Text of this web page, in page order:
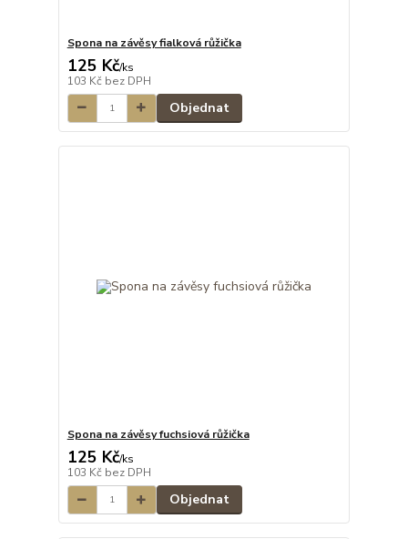
Spona na závěsy fialková růžička
125 Kč/ks
103 Kč bez DPH
Objednat
Spona na závěsy fuchsiová růžička
125 Kč/ks
103 Kč bez DPH
Objednat